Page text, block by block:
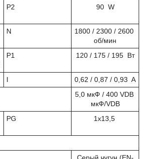
P2 90 W
N
1800 / 2300 / 2600
об/мин
P1 120 / 175 / 195 Вт
I
0,62 / 0,87 / 0,93 A
5,0 мкФ / 400 VDB
мкФ/VDB
PG 1x13,5